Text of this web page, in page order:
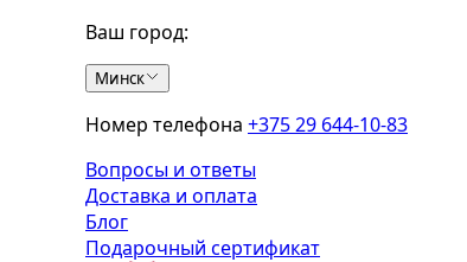
Ваш город:
Минск
Номер телефона +375 29 644-10-83
Вопросы и ответы
Доставка и оплата
Блог
Подарочный сертификат